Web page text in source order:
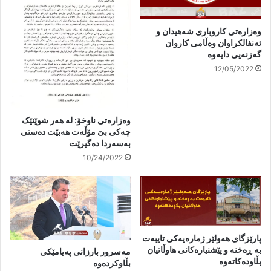
وەزارەتی کاروباری شەهیدان و
ئەنفالکراوان وەڵامی کاروان
گەزنەیی دایەوە
12/05/2022
وەزارەتی ناوخۆ: لە هەر شوێنێک
چەکی بێ مۆڵەت هەبێت دەستی
بەسەردا دەگیرێت
10/24/2022
پارێزگای ھەولێر ژمارەیەکی تایبەت
بە ڕەخنە و پێشنیارەکانی ھاوڵاتیان
بڵاودەکاتەوە
مەسرور بارزانی پەیامێکی
بڵاوکردەوە